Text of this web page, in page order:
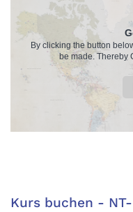
By clicking the button
be made. Thereby
Kurs buchen -